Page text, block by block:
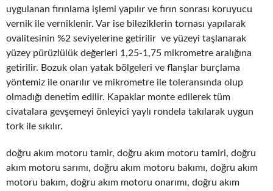
uygulanan fırınlama işlemi yapılır ve fırın sonrası koruyucu
vernik ile verniklenir. Var ise bileziklerin tornası yapılarak
ovalitesinin %2 seviyelerine getirilir ve yüzeyi taşlanarak
yüzey pürüzlülük değerleri 1,25-1,75 mikrometre aralığına
getirilir. Bozuk olan yatak bölgeleri ve flanşlar burçlama
yöntemiz ile onarılır ve mikrometre ile toleransında olup
olmadığı denetim edilir. Kapaklar monte edilerek tüm
civatalara gevşemeyi önleyici yaylı rondela takılarak uygun
tork ile sıkılır.
doğru akım motoru tamir, doğru akım motoru tamiri, doğru
akım motoru sarımı, doğru akım motoru bakımı, doğru akım
motoru bakım, doğru akım motoru onarımı, doğru akım